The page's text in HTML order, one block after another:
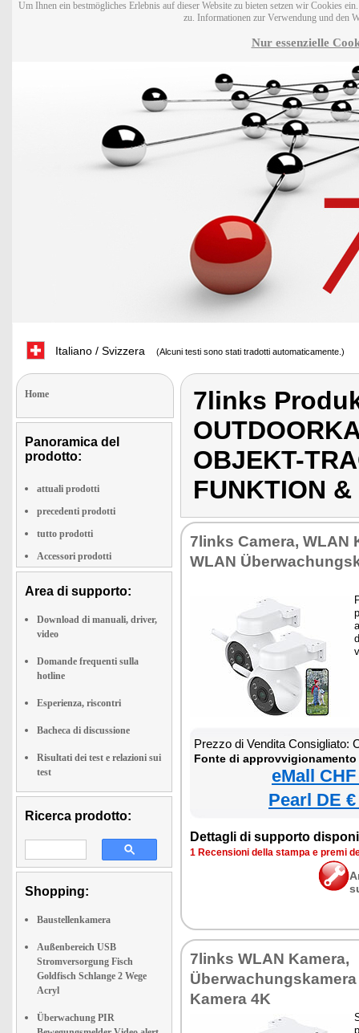
Um Ihnen ein bestmögliches Erlebnis auf dieser Website zu bieten setzen wir Cookies
zu. Informationen zur Verwendung und den
Nur essenzielle
Italiano / Svizzera (Alcuni testi sono stati tradotti automaticamente.)
Home
Panoramica del
prodotto:
attuali prodotti
precedenti prodotti
tutto prodotti
Accessori prodotti
Area di supporto:
Download di manuali, driver,
video
Domande frequenti sulla
hotline
Esperienza, riscontri
Bacheca di discussione
Risultati dei test e relazioni sui
test
Ricerca prodotto:
Shopping:
Baustellenkamera
Außenbereich USB
Stromversorgung Fisch
Goldfisch Schlange 2 Wege
Acryl
Überwachung PIR
7links
OBJEKT-
FUNKTION &
7links Camera, WLAN
WLAN
Prezzo di Vendita Consigliato:
Fonte di
eMall
Pearl DE
Dettagli di supporto
1 Recensioni della stampa e premi
7links WLAN Kamera,
Kamera 4K